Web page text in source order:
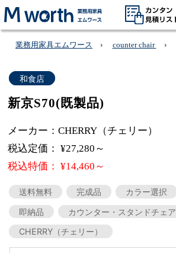
業務用家具エムワース counter chair
和食店
新京S70(既製品)
メーカー：CHERRY（チェリー）
税込定価： ¥27,280～
税込特価： ¥14,460～
送料無料 完成品 カラー選択
即納品
カウンター・スタンドチェア
CHERRY（チェリー）